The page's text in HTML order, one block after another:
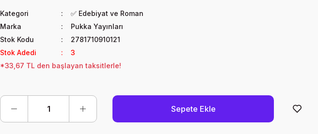
Kategori
✅ Edebiyat ve Roman
Marka
Pukka Yayınları
Stok Kodu
2781710910121
Stok Adedi
3
*33,67 TL den başlayan taksitlerle!
Sepete Ekle